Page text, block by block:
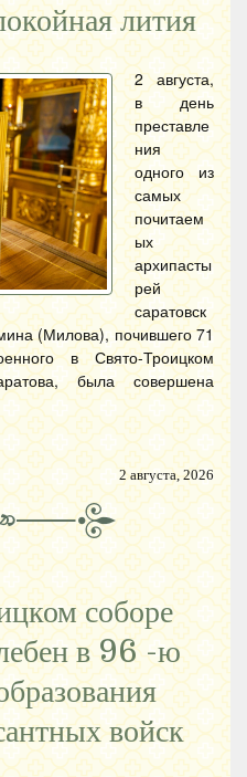
лития
2 августа,
в день
преставле
ния
одного из
самых
почитаем
ых
архипасты
рей
саратовск
(Милова), почившего 71
в Свято-Троицком
была совершена
2 августа, 2026
соборе
в 96 -ю
войск